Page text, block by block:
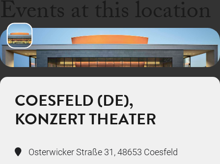
Events at this location
COESFELD (DE),
KONZERT THEATER
Osterwicker Straße 31, 48653 Coesfeld